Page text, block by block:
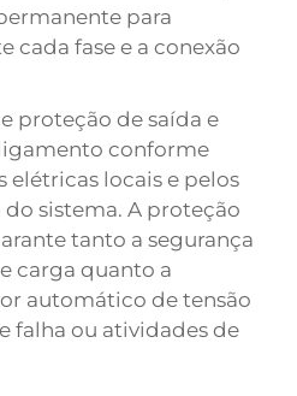
para
cada fase e a conexão
proteção de saída e
conforme
elétricas locais e pelos
sistema. A proteção
tanto a segurança
carga quanto a
automático de tensão
falha ou atividades de